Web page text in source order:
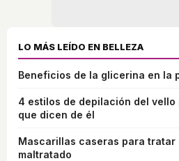
LO MÁS LEÍDO EN BELLEZA
Beneficios de la glicerina en la
4 estilos de depilación del vello
que dicen de él
Mascarillas caseras para tratar
maltratado